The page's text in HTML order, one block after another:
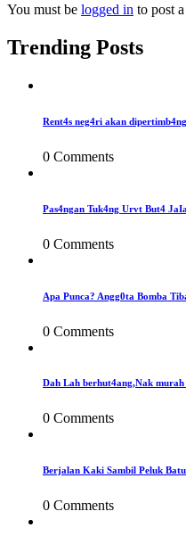
You must be logged in to post
Trending Posts
Rent4s neg4ri akan
0 Comments
Pas4ngan Tuk4ng Urvt But4
0 Comments
Apa Punca? Angg0ta Bomba
0 Comments
Dah Lah berhut4ang,Nak
0 Comments
Berjalan Kaki Sambil Peluk
0 Comments